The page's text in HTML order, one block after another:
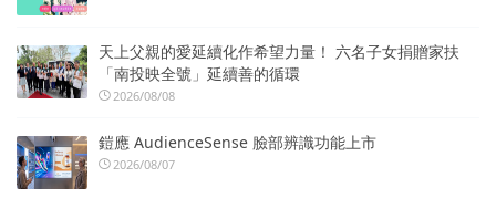
天上父親的愛延續化作希望力量！ 六名子女捐贈家扶
「南投映全號」延續善的循環
2026/08/08
鎧應 AudienceSense 臉部辨識功能上市
2026/08/07